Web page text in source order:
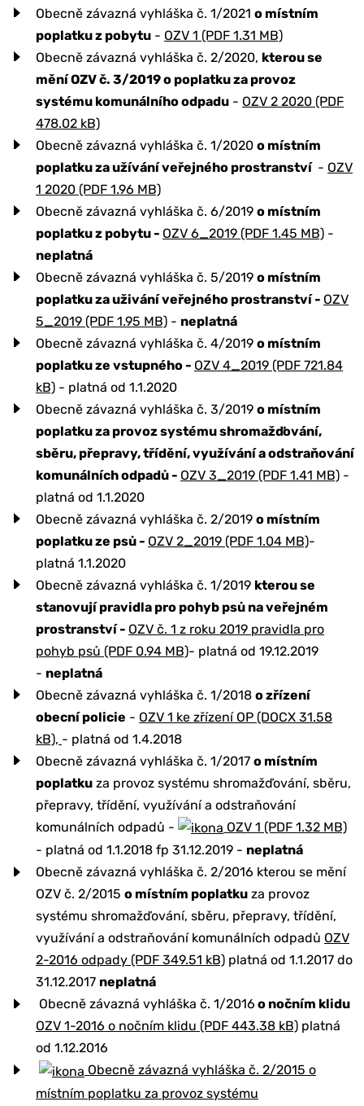
Obecně závazná vyhláška č. 1/2021 o místním
poplatku z pobytu - OZV 1 (PDF 1.31 MB)
Obecně závazná vyhláška č. 2/2020, kterou se
mění OZV č. 3/2019 o poplatku za provoz
systému komunálního odpadu - OZV 2 2020 (PDF
478.02 kB)
Obecně závazná vyhláška č. 1/2020 o místním
poplatku za užívání veřejného prostranství - OZV
1 2020 (PDF 1.96 MB)
Obecně závazná vyhláška č. 6/2019 o místním
poplatku z pobytu - OZV 6_2019 (PDF 1.45 MB) -
neplatná
Obecně závazná vyhláška č. 5/2019 o místním
poplatku za uživání veřejného prostranství - OZV
5_2019 (PDF 1.95 MB) - neplatná
Obecně závazná vyhláška č. 4/2019 o místním
poplatku ze vstupného - OZV 4_2019 (PDF 721.84
kB) - platná od 1.1.2020
Obecně závazná vyhláška č. 3/2019 o místním
poplatku za provoz systému shromažďování,
sběru, přepravy, třídění, využívání a odstraňování
komunálních odpadů - OZV 3_2019 (PDF 1.41 MB) -
platná od 1.1.2020
Obecně závazná vyhláška č. 2/2019 o místním
poplatku ze psů - OZV 2_2019 (PDF 1.04 MB)-
platná 1.1.2020
Obecně závazná vyhláška č. 1/2019 kterou se
stanovují pravidla pro pohyb psů na veřejném
prostranství - OZV č. 1 z roku 2019 pravidla pro
pohyb psů (PDF 0.94 MB)- platná od 19.12.2019
- neplatná
Obecně závazná vyhláška č. 1/2018 o zřízení
obecní policie - OZV 1 ke zřízení OP (DOCX 31.58
kB), - platná od 1.4.2018
Obecně závazná vyhláška č. 1/2017 o místním
poplatku za provoz systému shromažďování, sběru,
přepravy, třídění, využívání a odstraňování
komunálních odpadů -
OZV 1 (PDF 1.32 MB)
- platná od 1.1.2018 fp 31.12.2019 - neplatná
Obecně závazná vyhláška č. 2/2016 kterou se mění
OZV č. 2/2015 o místním poplatku za provoz
systému shromažďování, sběru, přepravy, třídění,
využívání a odstraňování komunálních odpadů OZV
2-2016 odpady (PDF 349.51 kB) platná od 1.1.2017 do
31.12.2017 neplatná
Obecně závazná vyhláška č. 1/2016 o nočním klidu
OZV 1-2016 o nočním klidu (PDF 443.38 kB) platná
od 1.12.2016
Obecně závazná vyhláška č. 2/2015 o
místním poplatku za provoz systému